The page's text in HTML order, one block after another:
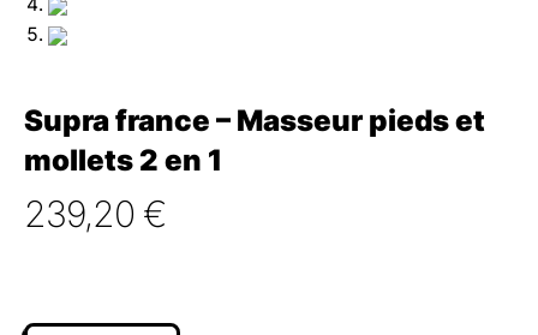
Supra france – Masseur pieds et
mollets 2 en 1
239,20 €